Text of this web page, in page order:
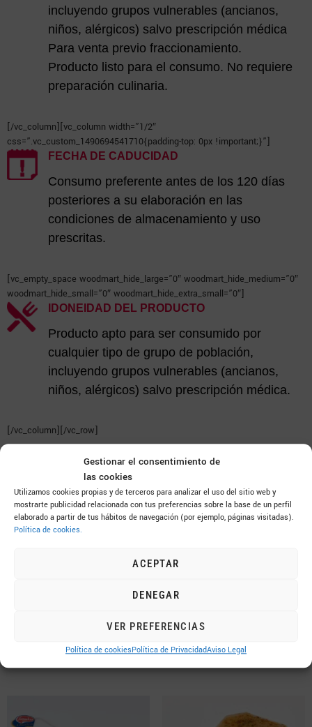
Gestionar el consentimiento de
las cookies
Utilizamos cookies propias y de terceros para analizar el uso del sitio web y
mostrarte publicidad relacionada con tus preferencias sobre la base de un perfil
elaborado a partir de tus hábitos de navegación (por ejemplo, páginas visitadas).
Política de cookies.
ACEPTAR
DENEGAR
VER PREFERENCIAS
Política de cookiesPolítica de PrivacidadAviso Legal
incluyendo grupos vulnerables (ancianos,
niños, alérgicos) salvo prescripción médica
Para venta previo fraccionamiento.
Producto listo para el consumo. No requiere
preparación culinaria.
[/vc_column][vc_column width=”1/2″
css=”.vc_custom_1490694541710{padding-top: 0px !important;}”]
FECHA DE CADUCIDAD
Consumo preferente antes de los 120 días
posteriores a su elaboración en las
condiciones de almacenamiento y uso
prescritas.
[vc_empty_space woodmart_hide_large=”0″ woodmart_hide_medium=”0″
woodmart_hide_small=”0″ woodmart_hide_extra_small=”0″]
IDONEIDAD DEL PRODUCTO
Producto apto para ser consumido por
cualquier tipo de grupo de población,
incluyendo grupos vulnerables (ancianos,
niños, alérgicos) salvo prescripción médica.
[/vc_column][/vc_row]
Productos relacionados
Mortadela de Pavo Callos elaborados